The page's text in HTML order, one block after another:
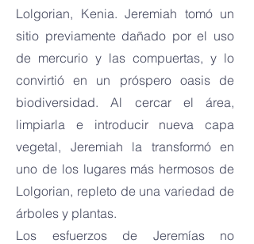
Lolgorian, Kenia. Jeremiah tomó un
sitio previamente dañado por el uso
de mercurio y las compuertas, y lo
convirtió en un próspero oasis de
biodiversidad. Al cercar el área,
limpiarla e introducir nueva capa
vegetal, Jeremiah la transformó en
uno de los lugares más hermosos de
Lolgorian, repleto de una variedad de
árboles y plantas.
Los esfuerzos de Jeremías no